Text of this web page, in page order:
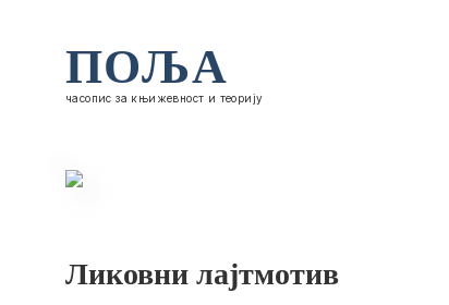
ПОЉА
часопис за књижевност и теорију
Ликовни лајтмотив